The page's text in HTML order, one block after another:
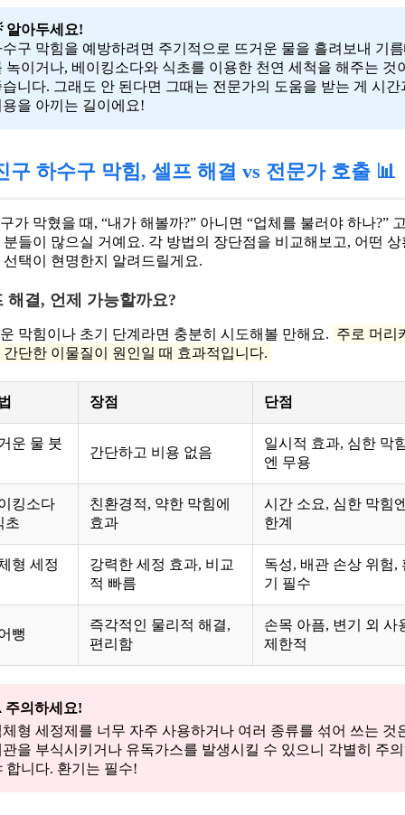
알아두세요!
수구 막힘을 예방하려면 주기적으로 뜨거운 물을 흘려보내 기
녹이거나, 베이킹소다와 식초를 이용한 천연 세척을 해주는 것
습니다. 그래도 안 된다면 그때는 전문가의 도움을 받는 게 시간
용을 아끼는 길이에요!
구 하수구 막힘, 셀프 해결 vs 전문가 호출 📊
가 막혔을 때, “내가 해볼까?” 아니면 “업체를 불러야 하나?”
분들이 많으실 거예요. 각 방법의 장단점을 비교해보고, 어떤 상
선택이 현명한지 알려드릴게요.
해결, 언제 가능할까요?
막힘이나 초기 단계라면 충분히 시도해볼 만해요. 주로 머리
간단한 이물질이 원인일 때 효과적입니다.
장점 단점
운 물 붓
간단하고 비용 없음
일시적 효과, 심한 막
엔 무용
킹소다
초
친환경적, 약한 막힘에
효과
시간 소요, 심한 막힘
한계
형 세정
강력한 세정 효과, 비교
적 빠름
독성, 배관 손상 위험,
기 필수
뻥
즉각적인 물리적 해결,
편리함
손목 아픔, 변기 외 사
제한적
의하세요!
체형 세정제를 너무 자주 사용하거나 여러 종류를 섞어 쓰는 것
관을 부식시키거나 유독가스를 발생시킬 수 있으니 각별히 주
합니다. 환기는 필수!